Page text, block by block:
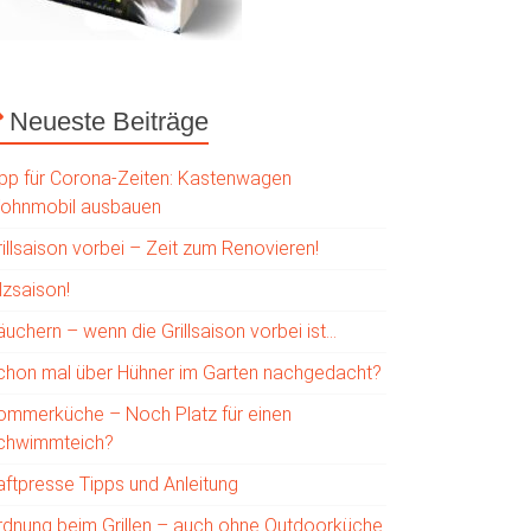
Neueste Beiträge
für Corona-Zeiten: Kastenwagen
ausbauen
vorbei – Zeit zum Renovieren!
– wenn die Grillsaison vorbei ist…
mal über Hühner im Garten nachgedacht?
– Noch Platz für einen
Tipps und Anleitung
beim Grillen – auch ohne Outdoorküche